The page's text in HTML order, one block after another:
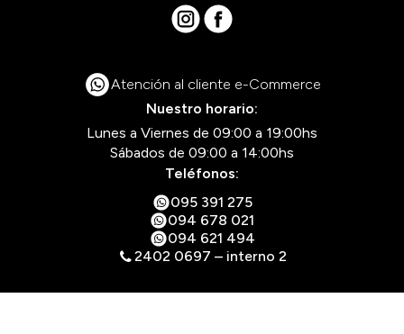
Atención al cliente e-Commerce
Nuestro horario:
Lunes a Viernes de 09:00 a 19:00hs
Sábados de 09:00 a 14:00hs
Teléfonos:
095 391 275
094 678 021
094 621 494
2402 0697 – interno 2